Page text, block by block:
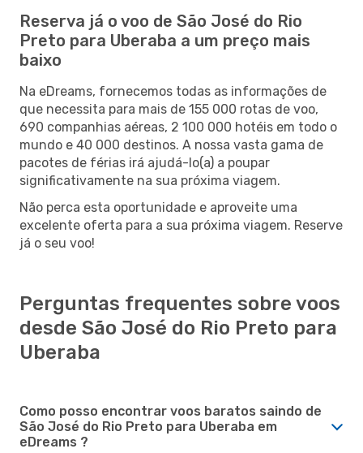
Reserva já o voo de São José do Rio
Preto para Uberaba a um preço mais
baixo
Na eDreams, fornecemos todas as informações de
que necessita para mais de 155 000 rotas de voo,
690 companhias aéreas, 2 100 000 hotéis em todo o
mundo e 40 000 destinos. A nossa vasta gama de
pacotes de férias irá ajudá-lo(a) a poupar
significativamente na sua próxima viagem.
Não perca esta oportunidade e aproveite uma
excelente oferta para a sua próxima viagem. Reserve
já o seu voo!
Perguntas frequentes sobre voos
desde São José do Rio Preto para
Uberaba
Como posso encontrar voos baratos saindo de
São José do Rio Preto para Uberaba em
eDreams ?